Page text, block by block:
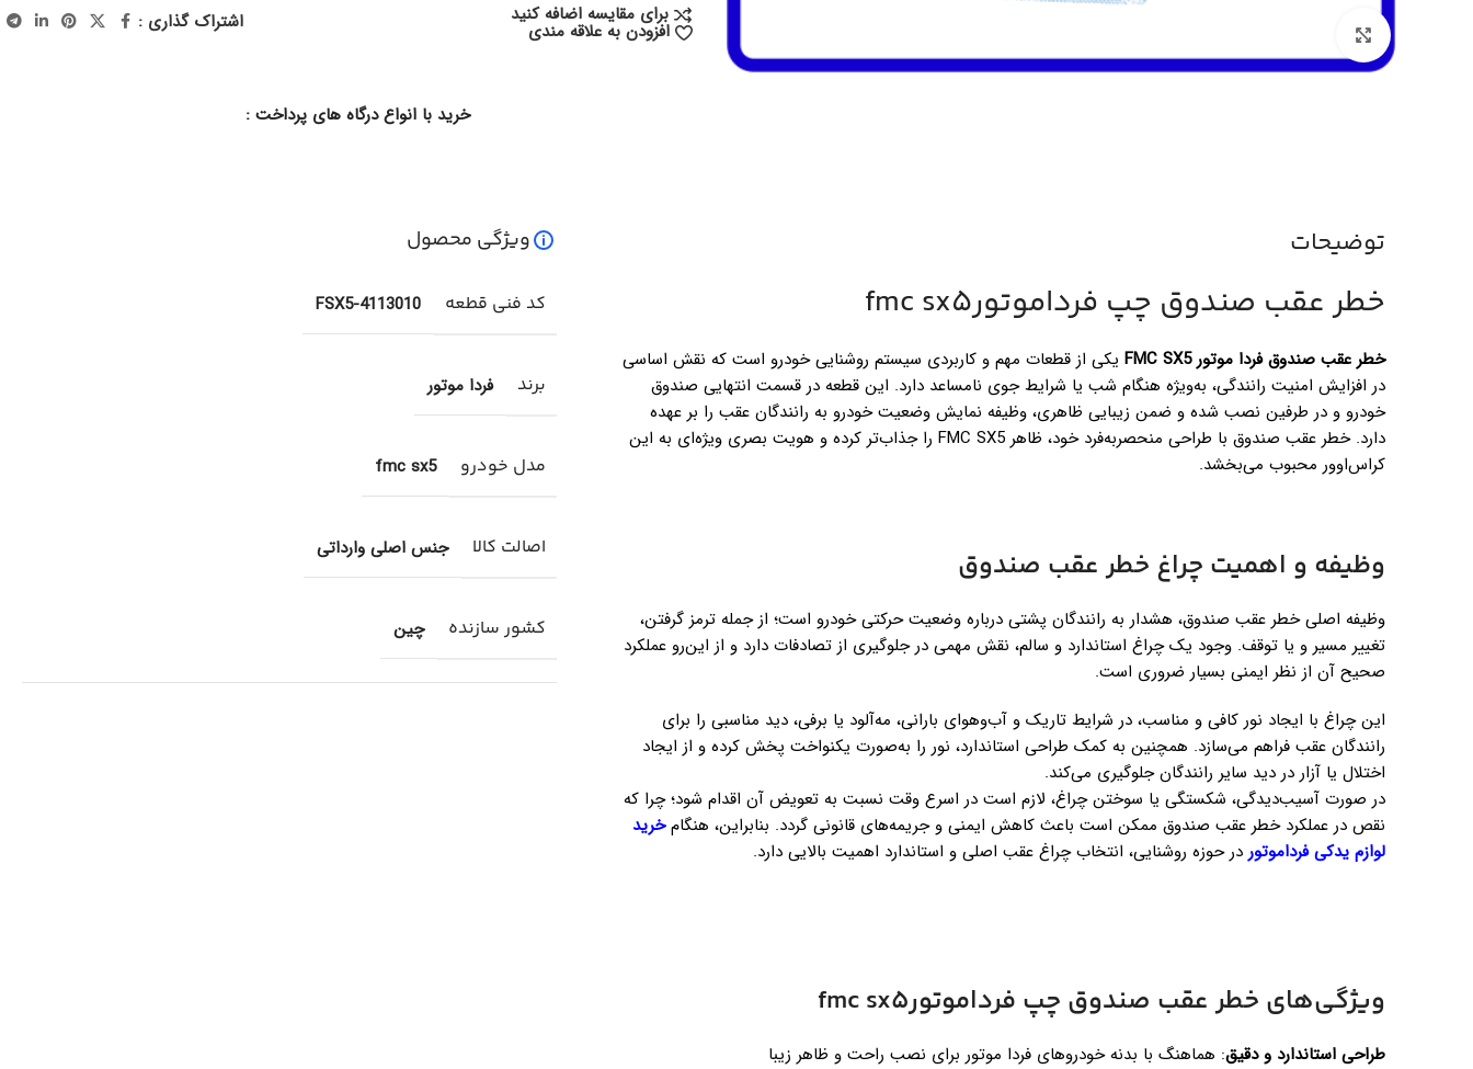
برای مقایسه اضافه کنید
افزودن به علاقه مندی اشتراک گذاری :
خرید با انواع درگاه های پرداخت :
توضیحات
خطر عقب صندوق چپ فرداموتورfmc sx5
خطر عقب صندوق فردا موتور FMC SX5
یکی از قطعات مهم و کاربردی سیستم روشنایی خودرو است که نقش اساسی
در افزایش امنیت رانندگی، به‌ویژه هنگام شب یا شرایط جوی نامساعد دارد. این قطعه در قسمت انتهایی صندوق
خودرو و در طرفین نصب شده و ضمن زیبایی ظاهری، وظیفه نمایش وضعیت خودرو به رانندگان عقب را بر عهده
دارد. خطر عقب صندوق با طراحی منحصر‌به‌فرد خود، ظاهر FMC SX5 را جذاب‌تر کرده و هویت بصری ویژه‌ای به این
کراس‌اوور محبوب می‌بخشد.
وظیفه و اهمیت چراغ خطر عقب صندوق
وظیفه اصلی خطر عقب صندوق، هشدار به رانندگان پشتی درباره وضعیت حرکتی خودرو است؛ از جمله ترمز گرفتن،
تغییر مسیر و یا توقف. وجود یک چراغ استاندارد و سالم، نقش مهمی در جلوگیری از تصادفات دارد و از این‌رو عملکرد
صحیح آن از نظر ایمنی بسیار ضروری است.
این چراغ با ایجاد نور کافی و مناسب، در شرایط تاریک و آب‌و‌هوای بارانی، مه‌آلود یا برفی، دید مناسبی را برای
رانندگان عقب فراهم می‌سازد. همچنین به کمک طراحی استاندارد، نور را به‌صورت یکنواخت پخش کرده و از ایجاد
اختلال یا آزار در دید سایر رانندگان جلوگیری می‌کند.
در صورت آسیب‌دیدگی، شکستگی یا سوختن چراغ، لازم است در اسرع وقت نسبت به تعویض آن اقدام شود؛ چرا که
نقص در عملکرد خطر عقب صندوق ممکن است باعث کاهش ایمنی و جریمه‌های قانونی گردد. بنابراین، هنگامخرید
لوازم یدکی فرداموتور در حوزه روشنایی، انتخاب چراغ عقب اصلی و استاندارد اهمیت بالایی دارد.
ویژگی‌های خطر عقب صندوق چپ فرداموتورfmc sx5
طراحی استاندارد و دقیق: هماهنگ با بدنه خودروهای فردا موتور برای نصب راحت و ظاهر زیبا
ویژگی محصول
کد فنی قطعه FSX5-4113010
برند فردا موتور
مدل خودرو fmc sx5
اصالت کالا جنس اصلی وارداتی
کشور سازنده چین